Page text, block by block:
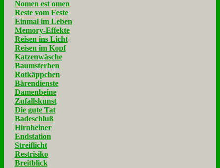
Nomen est omen
Reste vom Feste
Einmal im Leben
Memory-Effekte
Reisen ins Licht
Reisen im Kopf
Katzenwäsche
Baumsterben
Rotkäppchen
Bärendienste
Damenbeine
Zufallskunst
Die gute Tat
Badeschluß
Hirnheiner
Endstation
Streiflicht
Restrisiko
Breitblick